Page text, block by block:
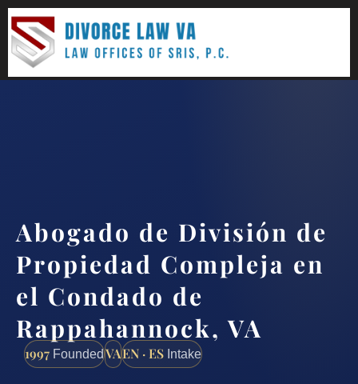
Abogado de División de
Propiedad Compleja en
el Condado de
Rappahannock, VA
1997 FoundedVAEN · ES Intake